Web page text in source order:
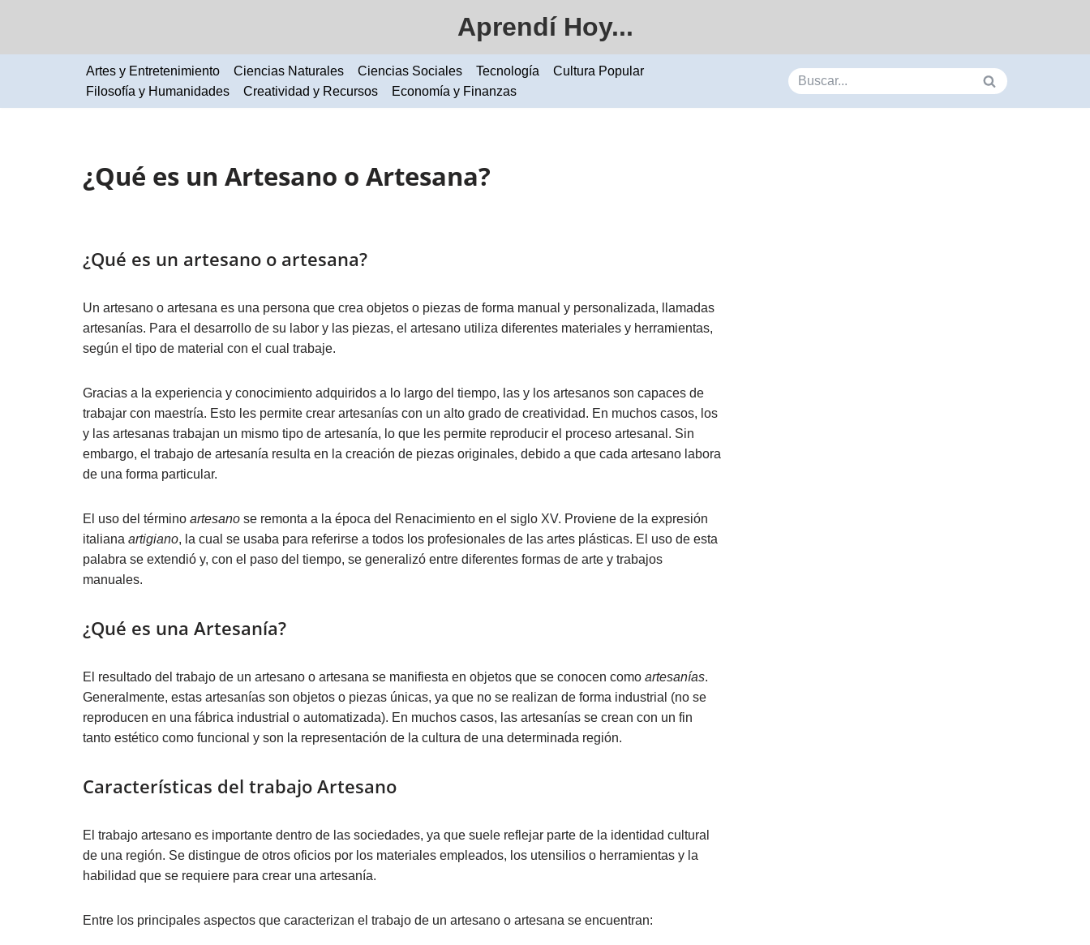
Aprendí Hoy...
Artes y Entretenimiento Ciencias Naturales Ciencias Sociales Tecnología
Cultura Popular
Filosofía y Humanidades
Creatividad y Recursos Economía y Finanzas
¿Qué es un Artesano o Artesana?
¿Qué es un artesano o artesana?
Un artesano o artesana es una persona que crea objetos o piezas de forma manual y personalizada, llamadas
artesanías. Para el desarrollo de su labor y las piezas, el artesano utiliza diferentes materiales y herramientas,
según el tipo de material con el cual trabaje.
Gracias a la experiencia y conocimiento adquiridos a lo largo del tiempo, las y los artesanos son capaces de
trabajar con maestría. Esto les permite crear artesanías con un alto grado de creatividad. En muchos casos, los
y las artesanas trabajan un mismo tipo de artesanía, lo que les permite reproducir el proceso artesanal. Sin
embargo, el trabajo de artesanía resulta en la creación de piezas originales, debido a que cada artesano labora
de una forma particular.
El uso del término artesano se remonta a la época del Renacimiento en el siglo XV. Proviene de la expresión
italiana artigiano, la cual se usaba para referirse a todos los profesionales de las artes plásticas. El uso de esta
palabra se extendió y, con el paso del tiempo, se generalizó entre diferentes formas de arte y trabajos
manuales.
¿Qué es una Artesanía?
El resultado del trabajo de un artesano o artesana se manifiesta en objetos que se conocen como artesanías.
Generalmente, estas artesanías son objetos o piezas únicas, ya que no se realizan de forma industrial (no se
reproducen en una fábrica industrial o automatizada). En muchos casos, las artesanías se crean con un fin
tanto estético como funcional y son la representación de la cultura de una determinada región.
Características del trabajo Artesano
El trabajo artesano es importante dentro de las sociedades, ya que suele reflejar parte de la identidad cultural
de una región. Se distingue de otros oficios por los materiales empleados, los utensilios o herramientas y la
habilidad que se requiere para crear una artesanía.
Entre los principales aspectos que caracterizan el trabajo de un artesano o artesana se encuentran: